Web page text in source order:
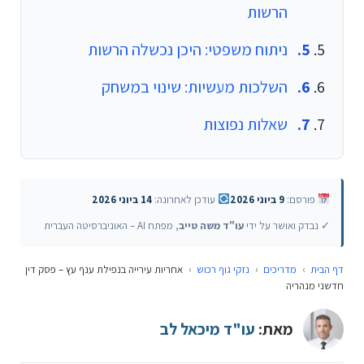
הרשות
ניתוח משפטי: היכן נכשלה הרשות
השלכות מעשיות: שינוי במשחק
שאלות נפוצות
פורסם: 9 ביוני 2026 עודכן לאחרונה: 14 ביוני 2026
✓ נבדק ואושר על ידי עו"ד משה טייב, מפתח AI – האוניברסיטה העברית
דף הבית › מדריכים › נזקי גוף רכוש › אחריות עירייה בנפילת ענף עץ – פסק דין
חדשני מנהריה
מאת: עו"ד מיכאל לב